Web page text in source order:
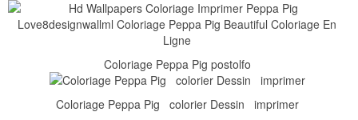
Coloriage Peppa Pig postolfo
Coloriage Peppa Pig colorier Dessin imprimer